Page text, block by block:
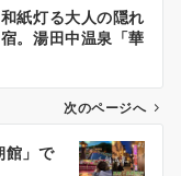
紙灯る大人の隠れ
。湯田中温泉「華
次のページへ
館」で